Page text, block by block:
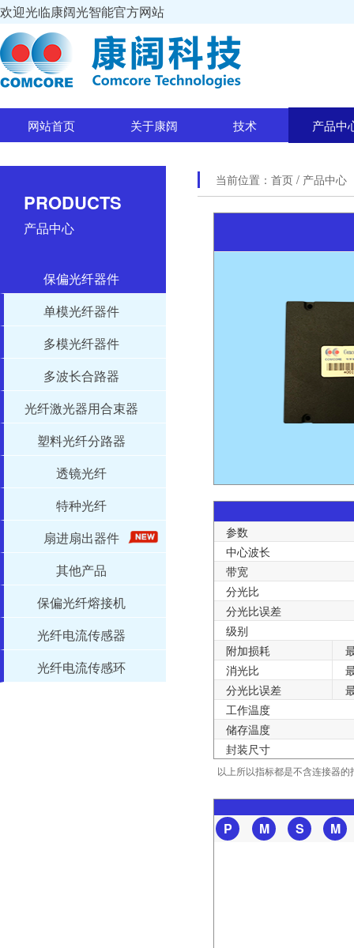
欢迎光临康阔光智能官方网站
网站首页 关于康阔 技术 产品中
PRODUCTS
产品中心
保偏光纤器件
单模光纤器件
多模光纤器件
多波长合路器
光纤激光器用合束器
塑料光纤分路器
透镜光纤
特种光纤
扇进扇出器件
其他产品
保偏光纤熔接机
光纤电流传感器
光纤电流传感环
当前位置： 首页 / 产品中心
参数
中心波长
带宽
分光比
分光比误差
级别
附加损耗
消光比
分光比误差
工作温度
储存温度
封装尺寸
以上所以指标都是不含连接器
P M S M